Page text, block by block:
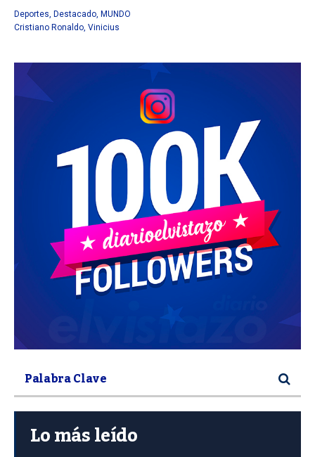
Deportes, Destacado, MUNDO
Cristiano Ronaldo, Vinicius
Lo más leído